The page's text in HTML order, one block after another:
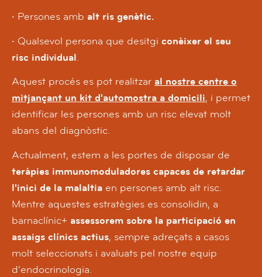
· Persones amb alt ris genètic.
· Qualsevol persona que desitgi conèixer el seu
risc individual.
Aquest procés es pot realitzar al nostre centre o
mitjançant un kit d'automostra a domicili, i permet
identificar les persones amb un risc elevat molt
abans del diagnòstic.
Actualment, estem a les portes de disposar de
teràpies immunomoduladores capaces de retardar
l'inici de la malaltia en persones amb alt risc.
Mentre aquestes estratègies es consolidin, a
barnaclínic+ assessorem sobre la participació en
assaigs clínics actius, sempre adreçats a casos
molt seleccionats i avaluats pel nostre equip
d'endocrinologia.